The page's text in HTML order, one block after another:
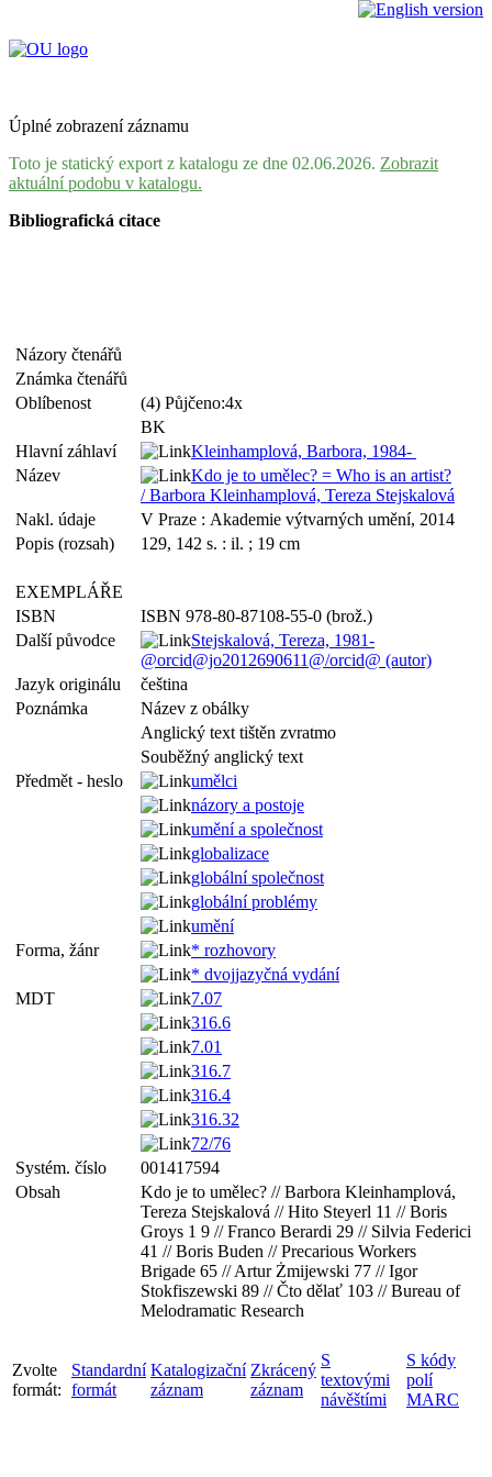
Úplné zobrazení záznamu
Toto je statický export z katalogu ze dne 02.06.2026. Zobrazit
aktuální podobu v katalogu.
Bibliografická citace
Názory čtenářů
Známka čtenářů
Oblíbenost
(4) Půjčeno:4x
BK
Hlavní záhlaví
Kleinhamplová, Barbora, 1984-
Název
Kdo je to umělec? = Who is an artist?
/ Barbora Kleinhamplová, Tereza Stejskalová
Nakl. údaje
V Praze : Akademie výtvarných umění, 2014
Popis (rozsah)
129, 142 s. : il. ; 19 cm
EXEMPLÁŘE
ISBN
ISBN 978-80-87108-55-0 (brož.)
Další původce
Stejskalová, Tereza, 1981-
@orcid@jo2012690611@/orcid@ (autor)
Jazyk originálu
čeština
Poznámka
Název z obálky
Anglický text tištěn zvratmo
Souběžný anglický text
Předmět - heslo
umělci
názory a postoje
umění a společnost
globalizace
globální společnost
globální problémy
umění
Forma, žánr
* rozhovory
* dvojjazyčná vydání
MDT
7.07
316.6
7.01
316.7
316.4
316.32
72/76
Systém. číslo
001417594
Obsah
Kdo je to umělec? // Barbora Kleinhamplová,
Tereza Stejskalová // Hito Steyerl 11 // Boris
Groys 1 9 // Franco Berardi 29 // Silvia Federici
41 // Boris Buden // Precarious Workers
Brigade 65 // Artur Żmijewski 77 // Igor
Stokfiszewski 89 // Čto dělať 103 // Bureau of
Melodramatic Research
Zvolte
formát:
Standardní
formát
Katalogizační
záznam
Zkrácený
záznam
S
textovými
návěštími
S kódy
polí
MARC